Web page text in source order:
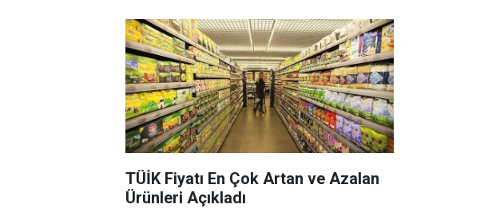
TÜİK Fiyatı En Çok Artan ve Azalan
Ürünleri Açıkladı